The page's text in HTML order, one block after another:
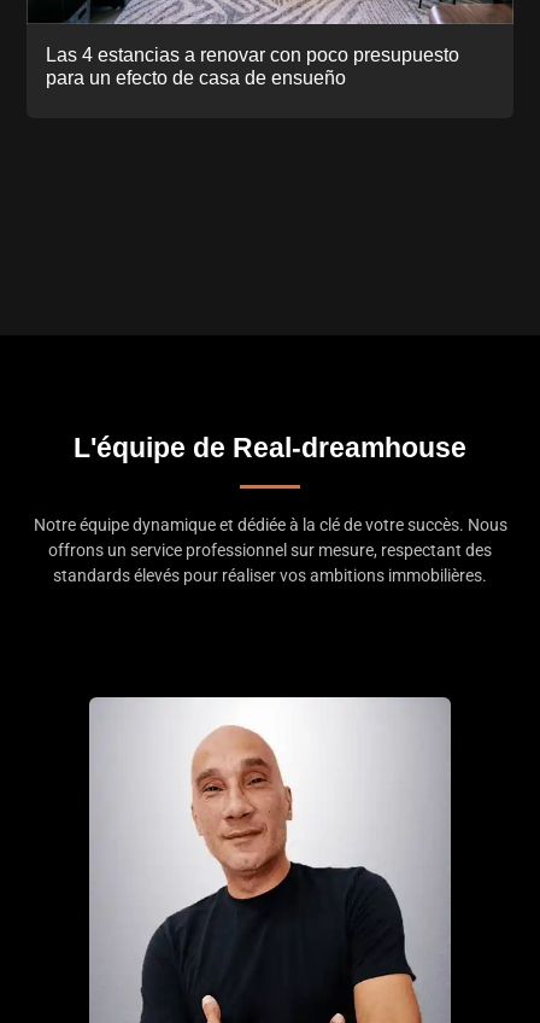
Las 4 estancias a renovar con poco presupuesto
para un efecto de casa de ensueño
L'équipe de Real-dreamhouse
Notre équipe dynamique et dédiée à la clé de votre succès. Nous
offrons un service professionnel sur mesure, respectant des
standards élevés pour réaliser vos ambitions immobilières.